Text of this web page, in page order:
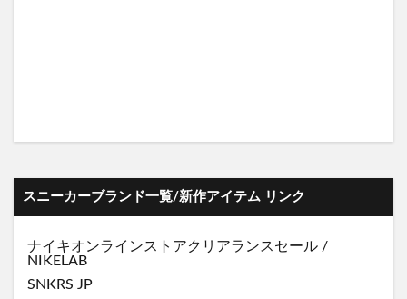
スニーカーブランド一覧/新作アイテム リンク
ナイキオンラインストアクリアランスセール /
NIKELAB
SNKRS JP